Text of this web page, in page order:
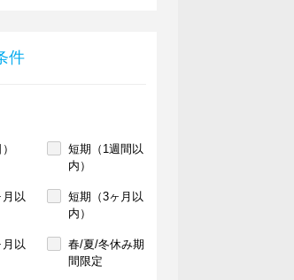
件
短期（1週間以
内）
以
短期（3ヶ月以
内）
以
春/夏/冬休み期
間限定